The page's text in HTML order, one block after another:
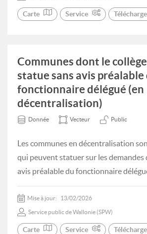
Carte Service
Communes dont le
statue sans avis préalable
fonctionnaire délégué (en
décentralisation)
Donnée Vecteur Public
Les communes en décentralisation
qui peuvent statuer sur les demandes
avis préalable du fonctionnaire
Mise à jour: 13/02/2026
Service public de Wallonie (SPW)
Carte Service